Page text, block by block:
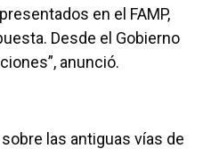
en el FAMP,
Desde el Gobierno
anunció.
las antiguas vías de